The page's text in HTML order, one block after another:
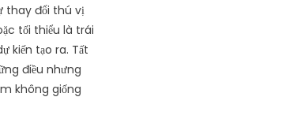
thay đổi thú vị
tối thiểu là trái
kiến tạo ra. Tất
điều nhưng
không giống